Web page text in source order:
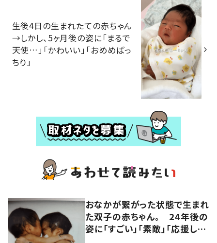
生後4日の生まれたての赤ちゃん
→しかし、5ヶ月後の姿に「まるで
天使…」「かわいい」「おめめぱっ
ちり」
おなかが繋がった状態で生まれ
た双子の赤ちゃん。 24年後の
姿に「すごい」「素敵」「応援して